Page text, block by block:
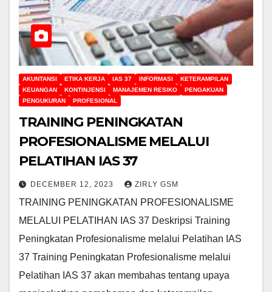
AKUNTANSI ETIKA KERJA IAS 37 INFORMASI
KETERAMPILAN
KEUANGAN
KONTINJENSI MANAJEMEN RESIKO
PENGAKUAN
PENGUKURAN
PROFESIONAL
TRAINING PENINGKATAN
PROFESIONALISME MELALUI
PELATIHAN IAS 37
DECEMBER 12, 2023 ZIRLY GSM
TRAINING PENINGKATAN PROFESIONALISME
MELALUI PELATIHAN IAS 37 Deskripsi Training
Peningkatan Profesionalisme melalui Pelatihan IAS
37 Training Peningkatan Profesionalisme melalui
Pelatihan IAS 37 akan membahas tentang upaya